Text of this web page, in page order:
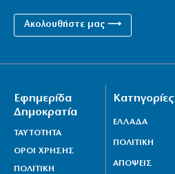
Ακολουθήστε μας ⟶
Εφημερίδα
Δημοκρατία
ΤΑΥΤΟΤΗΤΑ
ΟΡΟΙ ΧΡΗΣΗΣ
ΠΟΛΙΤΙΚΗ
Κατηγορίες
ΕΛΛΑΔΑ
ΠΟΛΙΤΙΚΗ
ΑΠΟΨΕΙΣ